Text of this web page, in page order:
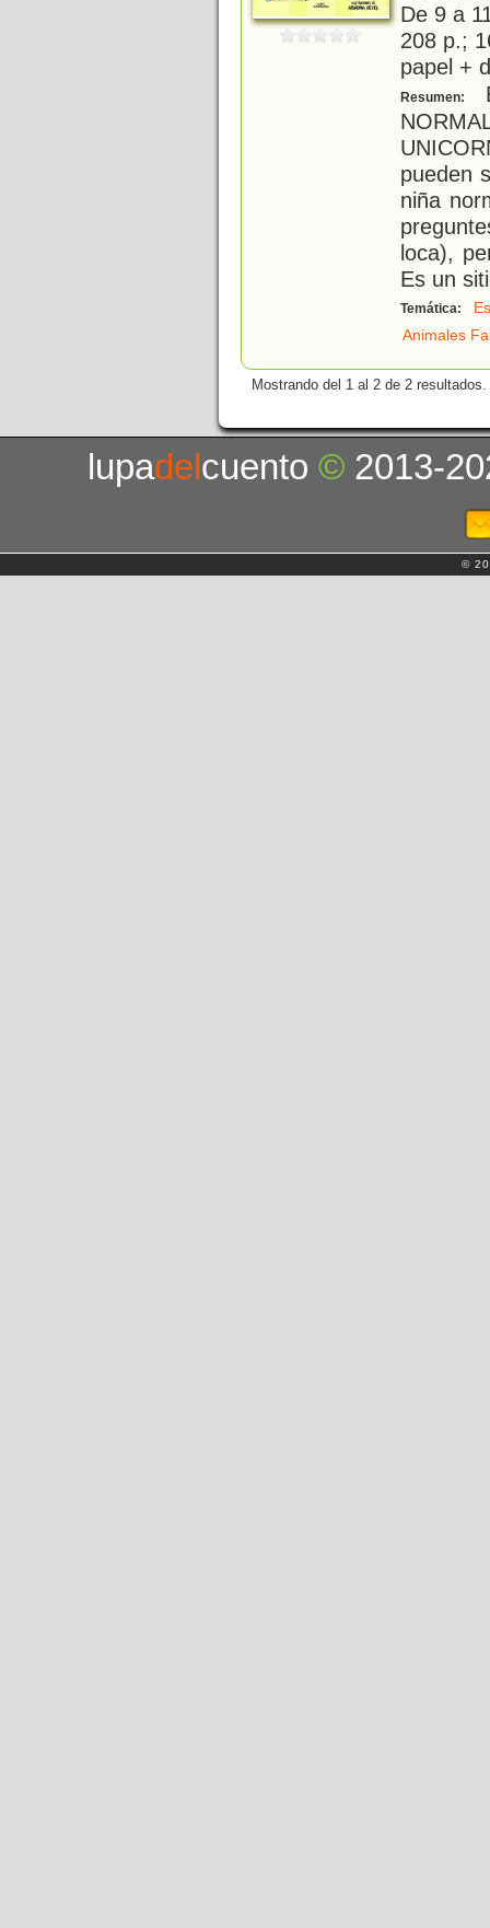
De 9 a
208 p.;
papel +
Resumen:
pueden
niña
loca),
Es un
Temática:
Animales
Mostrando del 1 al 2 de 2 resultados.
lupadelcuento© 2013-
©